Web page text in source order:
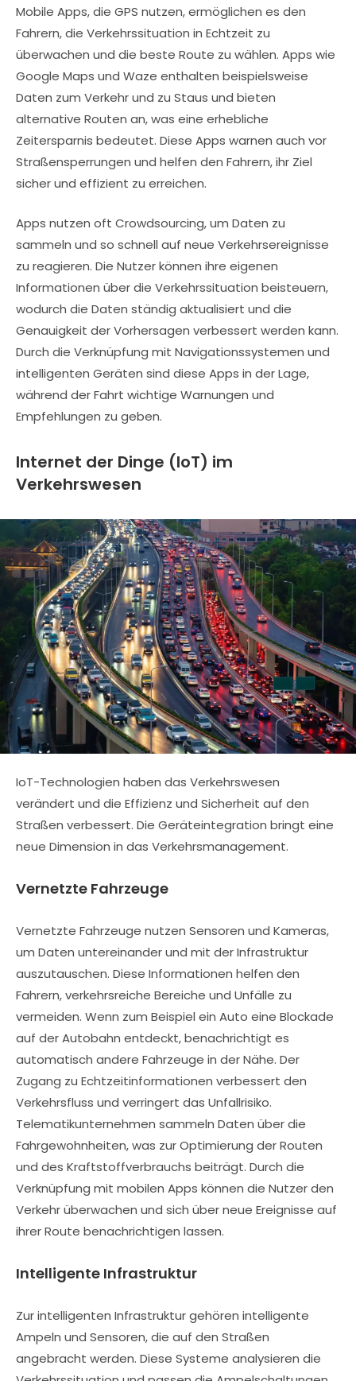
Mobile Apps, die GPS nutzen, ermöglichen es den
Fahrern, die Verkehrssituation in Echtzeit zu
überwachen und die beste Route zu wählen. Apps wie
Google Maps und Waze enthalten beispielsweise
Daten zum Verkehr und zu Staus und bieten
alternative Routen an, was eine erhebliche
Zeitersparnis bedeutet. Diese Apps warnen auch vor
Straßensperrungen und helfen den Fahrern, ihr Ziel
sicher und effizient zu erreichen.
Apps nutzen oft Crowdsourcing, um Daten zu
sammeln und so schnell auf neue Verkehrsereignisse
zu reagieren. Die Nutzer können ihre eigenen
Informationen über die Verkehrssituation beisteuern,
wodurch die Daten ständig aktualisiert und die
Genauigkeit der Vorhersagen verbessert werden kann.
Durch die Verknüpfung mit Navigationssystemen und
intelligenten Geräten sind diese Apps in der Lage,
während der Fahrt wichtige Warnungen und
Empfehlungen zu geben.
Internet der Dinge (IoT) im
Verkehrswesen
IoT-Technologien haben das Verkehrswesen
verändert und die Effizienz und Sicherheit auf den
Straßen verbessert. Die Geräteintegration bringt eine
neue Dimension in das Verkehrsmanagement.
Vernetzte Fahrzeuge
Vernetzte Fahrzeuge nutzen Sensoren und Kameras,
um Daten untereinander und mit der Infrastruktur
auszutauschen. Diese Informationen helfen den
Fahrern, verkehrsreiche Bereiche und Unfälle zu
vermeiden. Wenn zum Beispiel ein Auto eine Blockade
auf der Autobahn entdeckt, benachrichtigt es
automatisch andere Fahrzeuge in der Nähe. Der
Zugang zu Echtzeitinformationen verbessert den
Verkehrsfluss und verringert das Unfallrisiko.
Telematikunternehmen sammeln Daten über die
Fahrgewohnheiten, was zur Optimierung der Routen
und des Kraftstoffverbrauchs beiträgt. Durch die
Verknüpfung mit mobilen Apps können die Nutzer den
Verkehr überwachen und sich über neue Ereignisse auf
ihrer Route benachrichtigen lassen.
Intelligente Infrastruktur
Zur intelligenten Infrastruktur gehören intelligente
Ampeln und Sensoren, die auf den Straßen
angebracht werden. Diese Systeme analysieren die